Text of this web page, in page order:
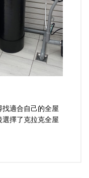
適合自己的全屋
擇了克拉克全屋